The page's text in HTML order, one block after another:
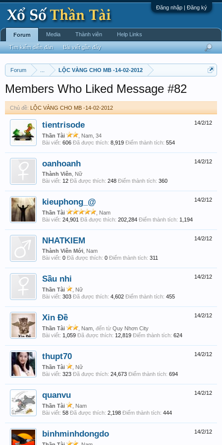
Đăng nhập | Đăng ký
Forum LỘC VÀNG CHO MB -14-02-2012
Members Who Liked Message #82
Chủ đề: LỘC VÀNG CHO MB -14-02-2012
14/2/12
tientrisode
Thần Tài
, Nam, 34
Bài viết: 606 Đã được thích: 8,919 Điểm thành tích: 554
14/2/12
oanhoanh
Thành Viên , Nữ
Bài viết: 12 Đã được thích: 248 Điểm thành tích: 360
14/2/12
kieuphong_@
Thần Tài
, Nam
Bài viết: 24,901 Đã được thích: 202,284 Điểm thành tích: 1,194
14/2/12
NHATKIEM
Thành Viên Mới , Nam
Bài viết: 0 Đã được thích: 0 Điểm thành tích: 311
14/2/12
Sầu nhi
Thần Tài
, Nữ
Bài viết: 303 Đã được thích: 4,602 Điểm thành tích: 455
14/2/12
Xin Đề
Thần Tài , Nam, đến từ Quy Nhơn City
Bài viết: 1,059 Đã được thích: 12,819 Điểm thành tích: 624
14/2/12
thupt70
Thần Tài
, Nữ
Bài viết: 323 Đã được thích: 24,673 Điểm thành tích: 694
14/2/12
quanvu
Thần Tài
, Nam
Bài viết: 58 Đã được thích: 2,198 Điểm thành tích: 444
14/2/12
binhminhdongdo
Forum
Tìm kiếm diễn đàn Bài viết gần đây
Media Thành viên Help Links